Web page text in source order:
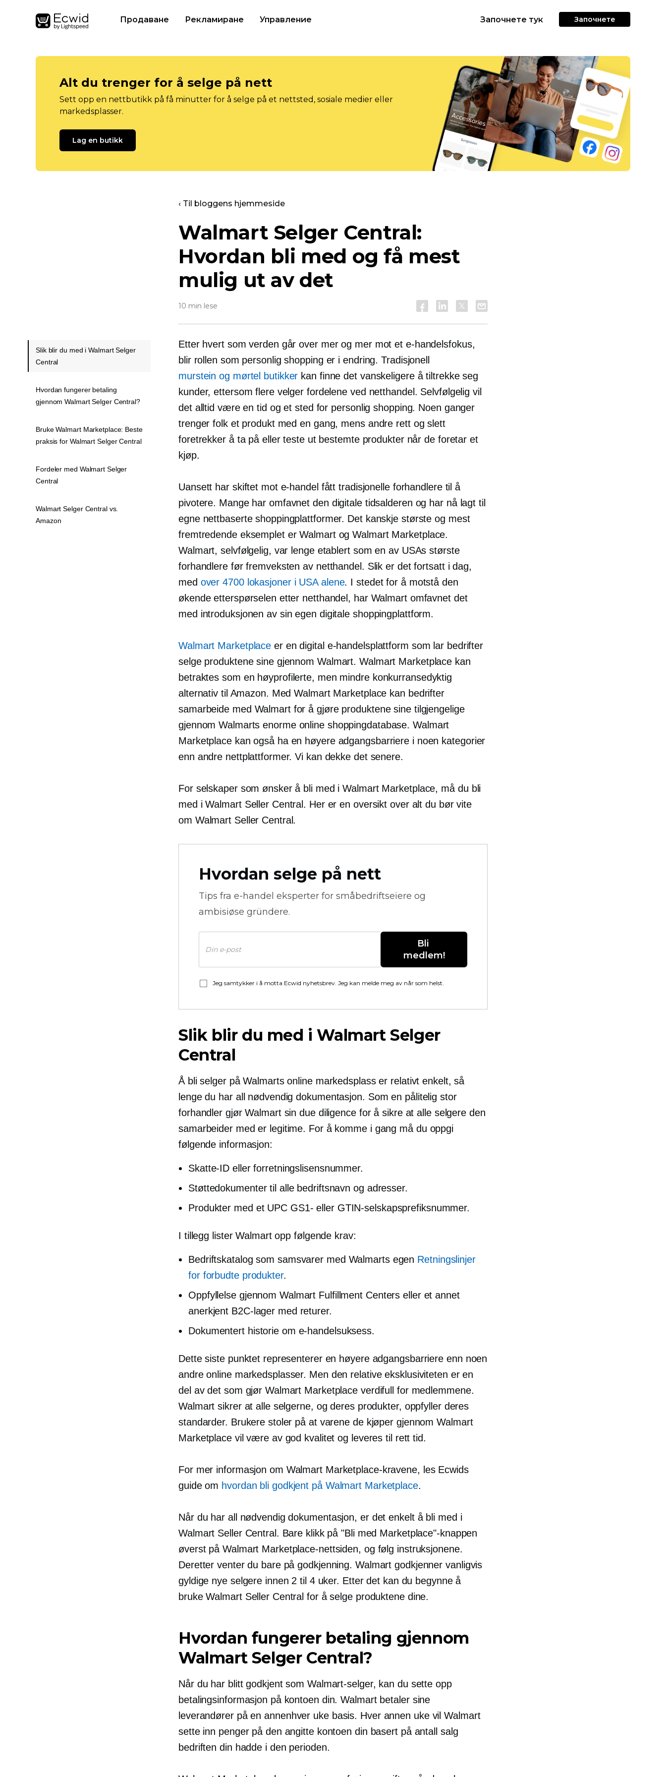
Продаване Рекламиране Управление Започнете тук Започнете
Alt du trenger for å selge på nett
Sett opp en nettbutikk på få minutter for å selge på et nettsted, sosiale medier eller
markedsplasser.
Lag en butikk
‹ Til bloggens hjemmeside
Walmart Selger Central:
Hvordan bli med og få mest
mulig ut av det
10 min lese
Etter hvert som verden går over mer og mer mot et e-handelsfokus,
blir rollen som personlig shopping er i endring. Tradisjonell
murstein og mørtel butikker kan finne det vanskeligere å tiltrekke seg
kunder, ettersom flere velger fordelene ved netthandel. Selvfølgelig vil
det alltid være en tid og et sted for personlig shopping. Noen ganger
trenger folk et produkt med en gang, mens andre rett og slett
foretrekker å ta på eller teste ut bestemte produkter når de foretar et
kjøp.
Uansett har skiftet mot e-handel fått tradisjonelle forhandlere til å
pivotere. Mange har omfavnet den digitale tidsalderen og har nå lagt til
egne nettbaserte shoppingplattformer. Det kanskje største og mest
fremtredende eksemplet er Walmart og Walmart Marketplace.
Walmart, selvfølgelig, var lenge etablert som en av USAs største
forhandlere før fremveksten av netthandel. Slik er det fortsatt i dag,
med over 4700 lokasjoner i USA alene. I stedet for å motstå den
økende etterspørselen etter netthandel, har Walmart omfavnet det
med introduksjonen av sin egen digitale shoppingplattform.
Walmart Marketplace er en digital e-handelsplattform som lar bedrifter
selge produktene sine gjennom Walmart. Walmart Marketplace kan
betraktes som en høyprofilerte, men mindre konkurransedyktig
alternativ til Amazon. Med Walmart Marketplace kan bedrifter
samarbeide med Walmart for å gjøre produktene sine tilgjengelige
gjennom Walmarts enorme online shoppingdatabase. Walmart
Marketplace kan også ha en høyere adgangsbarriere i noen kategorier
enn andre nettplattformer. Vi kan dekke det senere.
For selskaper som ønsker å bli med i Walmart Marketplace, må du bli
med i Walmart Seller Central. Her er en oversikt over alt du bør vite
om Walmart Seller Central.
Hvordan selge på nett
Tips fra e-handel eksperter for småbedriftseiere og
ambisiøse gründere.
Bli
medlem!
Jeg samtykker i å motta Ecwid nyhetsbrev. Jeg kan melde meg av når som helst.
Slik blir du med i Walmart Selger
Central
Å bli selger på Walmarts online markedsplass er relativt enkelt, så
lenge du har all nødvendig dokumentasjon. Som en pålitelig stor
forhandler gjør Walmart sin due diligence for å sikre at alle selgere den
samarbeider med er legitime. For å komme i gang må du oppgi
følgende informasjon:
Skatte-ID eller forretningslisensnummer.
Støttedokumenter til alle bedriftsnavn og adresser.
Produkter med et UPC GS1- eller GTIN-selskapsprefiksnummer.
I tillegg lister Walmart opp følgende krav:
Bedriftskatalog som samsvarer med Walmarts egen Retningslinjer
for forbudte produkter.
Oppfyllelse gjennom Walmart Fulfillment Centers eller et annet
anerkjent B2C-lager med returer.
Dokumentert historie om e-handelsuksess.
Dette siste punktet representerer en høyere adgangsbarriere enn noen
andre online markedsplasser. Men den relative eksklusiviteten er en
del av det som gjør Walmart Marketplace verdifull for medlemmene.
Walmart sikrer at alle selgerne, og deres produkter, oppfyller deres
standarder. Brukere stoler på at varene de kjøper gjennom Walmart
Marketplace vil være av god kvalitet og leveres til rett tid.
For mer informasjon om Walmart Marketplace-kravene, les Ecwids
guide om hvordan bli godkjent på Walmart Marketplace.
Når du har all nødvendig dokumentasjon, er det enkelt å bli med i
Walmart Seller Central. Bare klikk på "Bli med Marketplace"-knappen
øverst på Walmart Marketplace-nettsiden, og følg instruksjonene.
Deretter venter du bare på godkjenning. Walmart godkjenner vanligvis
gyldige nye selgere innen 2 til 4 uker. Etter det kan du begynne å
bruke Walmart Seller Central for å selge produktene dine.
Hvordan fungerer betaling gjennom
Walmart Selger Central?
Når du har blitt godkjent som Walmart-selger, kan du sette opp
betalingsinformasjon på kontoen din. Walmart betaler sine
leverandører på enannenhver ukebasis. Hver annen uke vil Walmart
sette inn penger på den angitte kontoen din basert på antall salg
bedriften din hadde i den perioden.
Slik blir du med i Walmart Selger
Central
Hvordan fungerer betaling
gjennom Walmart Selger Central?
Bruke Walmart Marketplace: Beste
praksis for Walmart Selger Central
Fordeler med Walmart Selger
Central
Walmart Selger Central vs.
Amazon